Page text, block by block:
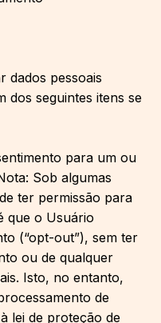
dados pessoais
dos seguintes itens se
para um ou
Sob algumas
ter permissão para
que o Usuário
(“opt-out”), sem ter
ou de qualquer
Isto, no entanto,
de
lei de proteção de